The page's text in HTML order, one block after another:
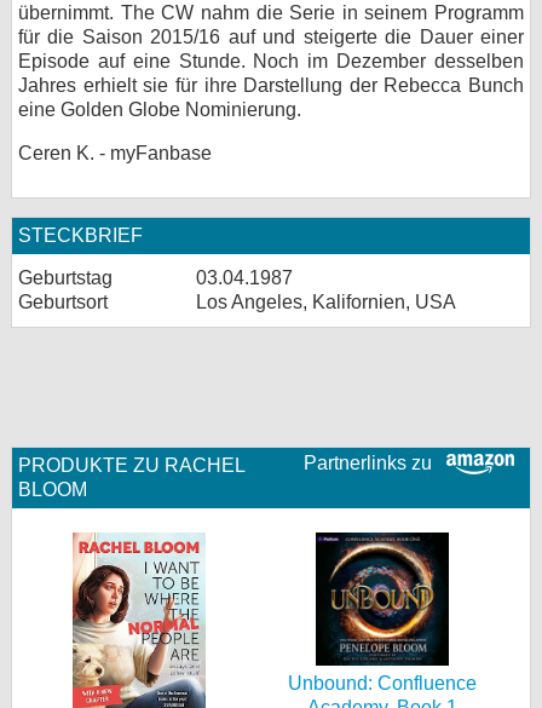
übernimmt. The CW nahm die Serie in seinem Programm
für die Saison 2015/16 auf und steigerte die Dauer einer
Episode auf eine Stunde. Noch im Dezember desselben
Jahres erhielt sie für ihre Darstellung der Rebecca Bunch
eine Golden Globe Nominierung.
Ceren K. - myFanbase
STECKBRIEF
Geburtstag
03.04.1987
Geburtsort
Los Angeles, Kalifornien, USA
Partnerlinks zu
PRODUKTE ZU RACHEL
BLOOM
Unbound: Confluence